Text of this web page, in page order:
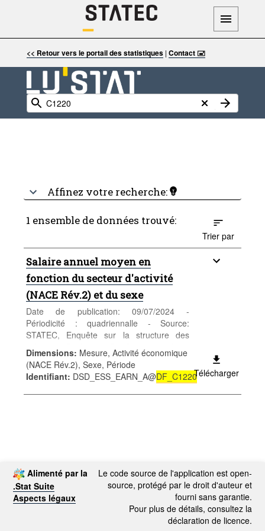
<< Retour vers le portail des statistiques| Contact 🖃
Affinez votre recherche:
1 ensemble de données trouvé:
Trier par
Salaire annuel moyen en
fonction du secteur d'activité
(NACE Rév.2) et du sexe
Date de publication: 09/07/2024 -
Périodicité : quadriennalle - Source:
STATEC, Enquête sur la structure des
salaires - Catégorie: Conditions sociales -
Salaires et traitements - Mots-clés: salaire,
NACE
Dimensions: Mesure, Activité économique
(NACE Rév.2), Sexe, Période
Identifiant: DSD_ESS_EARN_A@DF_C1220Télécharger
Alimenté par la
.Stat Suite
Aspects légaux
Le code source de l'application est open-
source, protégé par le droit d'auteur et
fourni sans garantie.
Pour plus de détails, consultez la
déclaration de licence.